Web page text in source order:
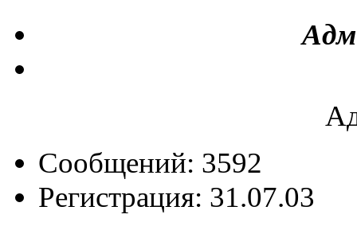
Сообщений: 3592
Регистрация: 31.07.03